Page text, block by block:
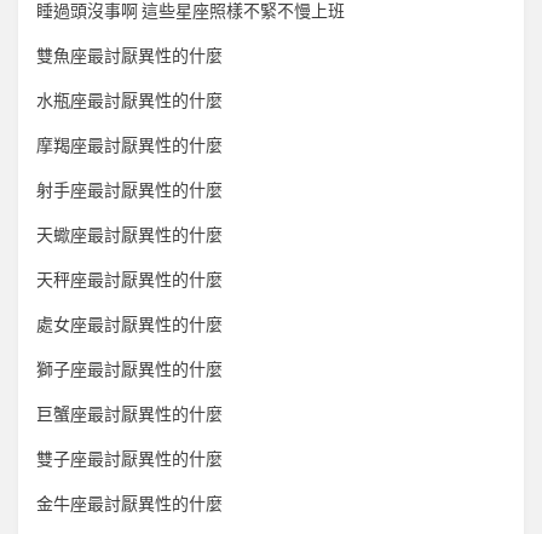
睡過頭沒事啊 這些星座照樣不緊不慢上班
雙魚座最討厭異性的什麼
水瓶座最討厭異性的什麼
摩羯座最討厭異性的什麼
射手座最討厭異性的什麼
天蠍座最討厭異性的什麼
天秤座最討厭異性的什麼
處女座最討厭異性的什麼
獅子座最討厭異性的什麼
巨蟹座最討厭異性的什麼
雙子座最討厭異性的什麼
金牛座最討厭異性的什麼